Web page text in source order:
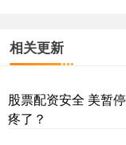
相关更新
股票配资安全 美暂
疼了？